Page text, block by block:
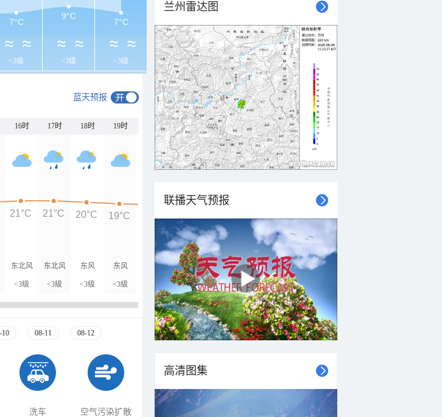
<3级 <3级 <3级
7°C
9°C
7°C
蓝天预报
16时 17时 18时 19时 20时 21时 22时 23时 00时 01时
东北风
<3级
东北风
<3级
东风
<3级
东风
<3级
东北风
<3级
东风
<3级
东风
<3级
东南风
<3级
东风
<3级
东南风
21°C 21°C 20°C 19°C 18°C
14°C 14°C
10°C 9°C
10 08-11 08-12
洗车 空气污染扩散
兰州雷达图
联播天气预报
高清图集